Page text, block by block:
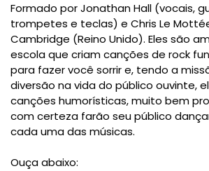
Formado por Jonathan Hall (vocais,
trompetes e teclas) e Chris Le
Cambridge (Reino Unido). Eles são
escola que criam canções de rock
para fazer você sorrir e, tendo a
diversão na vida do público ouvinte,
canções humorísticas, muito bem
com certeza farão seu público
cada uma das músicas.
Ouça abaixo: